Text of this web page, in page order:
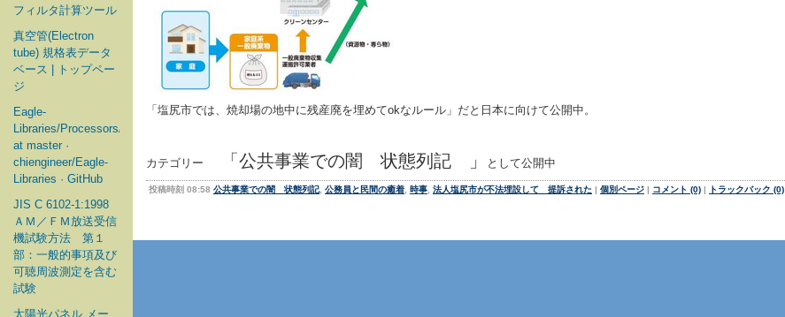
フィルタ計算ツール
真空管(Electron
tube) 規格表データ
ベース | トップペー
ジ
Eagle-
Libraries/Processors/Microchip
at master ·
chiengineer/Eagle-
Libraries · GitHub
JIS C 6102-1:1998
ＡＭ／ＦＭ放送受信
機試験方法 第１
部：一般的事項及び
可聴周波測定を含む
試験
太陽光パネル メー
「塩尻市では、焼却場の地中に残産廃を埋めてokなルール」だと日本に向けて公開中。
カテゴリー 「公共事業での闇 状態列記 」 として公開中
投稿時刻 08:58 公共事業での闇 状態列記, 公務員と民間の癒着 時事 法人塩尻市が不法埋設して 提訴された | 個別ページ | コメント (0) | トラックバック (0)